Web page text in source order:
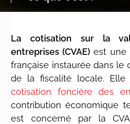
La cotisation sur la
entreprises (CVAE) est une
française instaurée dans le
de la fiscalité locale. Elle
cotisation foncière des
contribution économique
est concerné par la